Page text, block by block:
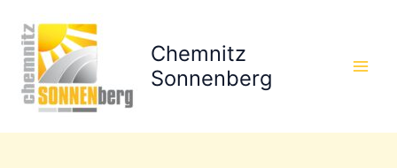
Inhalt
springen
Chemnitz
Sonnenberg